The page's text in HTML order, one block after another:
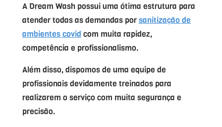
A Dream Wash possui uma ótima estrutura para
atender todas as demandas porsanitização de
ambientes covid com muita rapidez,
competência e profissionalismo.
Além disso, dispomos de uma equipe de
profissionais devidamente treinados para
realizarem o serviço com muita segurança e
precisão.